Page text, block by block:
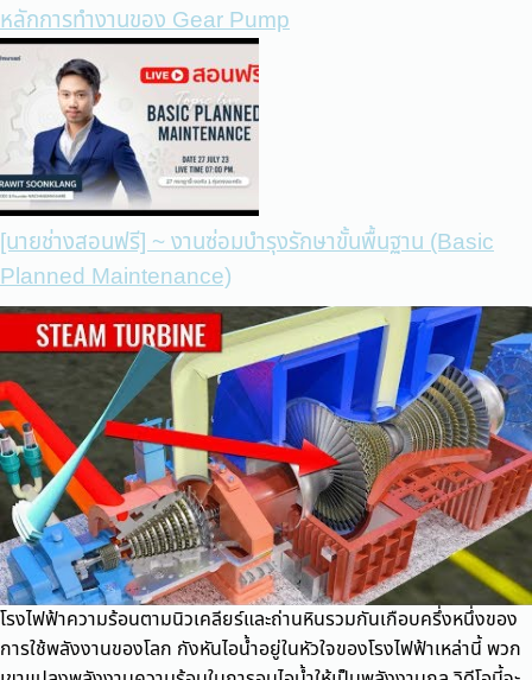
หลักการทำงานของ Gear Pump
[นายช่างสอนฟรี] ~ งานซ่อมบำรุงรักษาขั้นพื้นฐาน (Basic
Planned Maintenance)
โรงไฟฟ้าความร้อนตามนิวเคลียร์และถ่านหินรวมกันเกือบครึ่งหนึ่งของ
การใช้พลังงานของโลก กังหันไอน้ำอยู่ในหัวใจของโรงไฟฟ้าเหล่านี้ พวก